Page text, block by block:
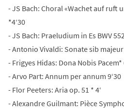
- JS Bach: Choral «Wachet auf ruft
*4‘30
- JS Bach: Praeludium in Es BWV
- Antonio Vivaldi: Sonate sib
- Frigyes Hidas: Dona Nobis Pacem*
- Arvo Part: Annum per annum 9‘30
- Flor Peeters: Aria op. 51 * 4‘
- Alexandre Guilmant: Pièce